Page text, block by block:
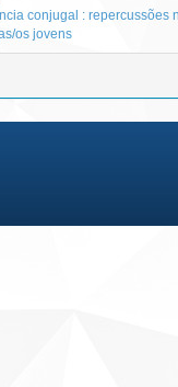
conjugal : repercussões
os jovens